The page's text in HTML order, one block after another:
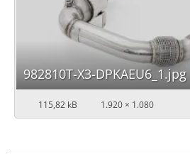
982810T-X3-DPKAEU6_1.jpg
115,82 kB 1.920 × 1.080